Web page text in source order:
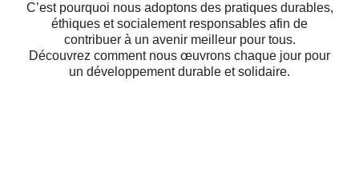
C’est pourquoi nous adoptons des pratiques durables,
éthiques et socialement responsables afin de
contribuer à un avenir meilleur pour tous.
Découvrez comment nous œuvrons chaque jour pour
un développement durable et solidaire.